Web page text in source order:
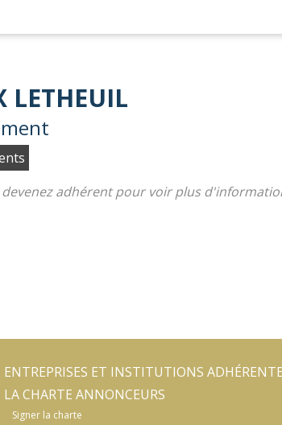
LETHEUIL
devenez adhérent pour voir plus
ENTREPRISES ET INSTITUTIONS
LA CHARTE ANNONCEURS
Signer la charte